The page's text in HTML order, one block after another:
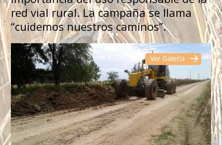
red vial rural. La campaña se llama
“cuidemos nuestros caminos”.
Ver Galería